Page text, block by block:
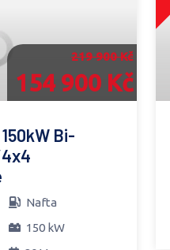
219 900 Kč
154 900 Kč
Bi-
Nafta
150 kW